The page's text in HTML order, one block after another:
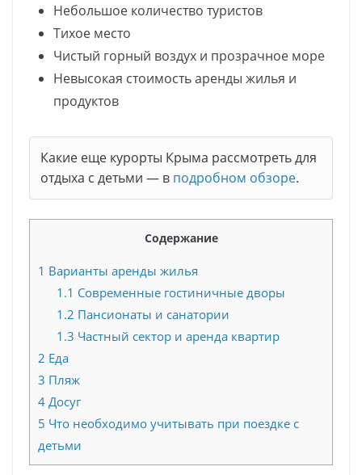
Небольшое количество туристов
Тихое место
Чистый горный воздух и прозрачное море
Невысокая стоимость аренды жилья и
продуктов
Какие еще курорты Крыма рассмотреть для
отдыха с детьми — в подробном обзоре.
Содержание
1 Варианты аренды жилья
1.1 Современные гостиничные дворы
1.2 Пансионаты и санатории
1.3 Частный сектор и аренда квартир
2 Еда
3 Пляж
4 Досуг
5 Что необходимо учитывать при поездке с
детьми